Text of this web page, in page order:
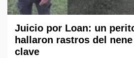
Juicio por Loan: un
hallaron rastros del
clave